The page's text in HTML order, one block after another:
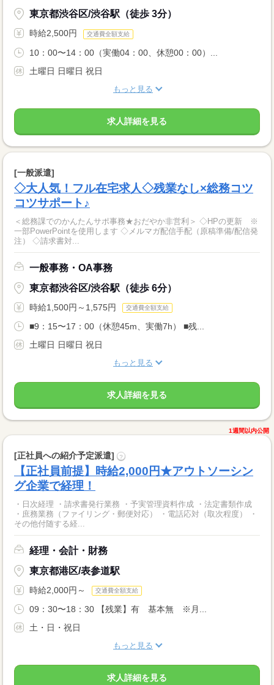
東京都渋谷区/渋谷駅（徒歩 3分）
時給2,500円 交通費全額支給
10：00〜14：00（実働04：00、休憩00：00）...
土曜日 日曜日 祝日
もっと見る
求人詳細を見る
[一般派遣]
◇大人気！フル在宅求人◇残業なし×総務コツ
コツサポート♪
＜総務課でのかんたんサポ事務★おだやか非営利＞ ◇HPの更新 ※
一部PowerPointを使用します ◇メルマガ配信手配（原稿準備/配信発
注） ◇請求書対...
一般事務・OA事務
東京都渋谷区/渋谷駅（徒歩 6分）
時給1,500円～1,575円 交通費全額支給
■9：15〜17：00（休憩45m、実働7h） ■残...
土曜日 日曜日 祝日
もっと見る
求人詳細を見る
1週間以内公開
[正社員への紹介予定派遣] ?
【正社員前提】時給2,000円★アウトソーシン
グ企業で経理！
・日次経理 ・請求書発行業務 ・予実管理資料作成 ・法定書類作成
・庶務業務（ファイリング・郵便対応） ・電話応対（取次程度） ・
その他付随する経...
経理・会計・財務
東京都港区/表参道駅
時給2,000円～ 交通費全額支給
09：30〜18：30 【残業】有 基本無 ※月...
土・日・祝日
もっと見る
求人詳細を見る